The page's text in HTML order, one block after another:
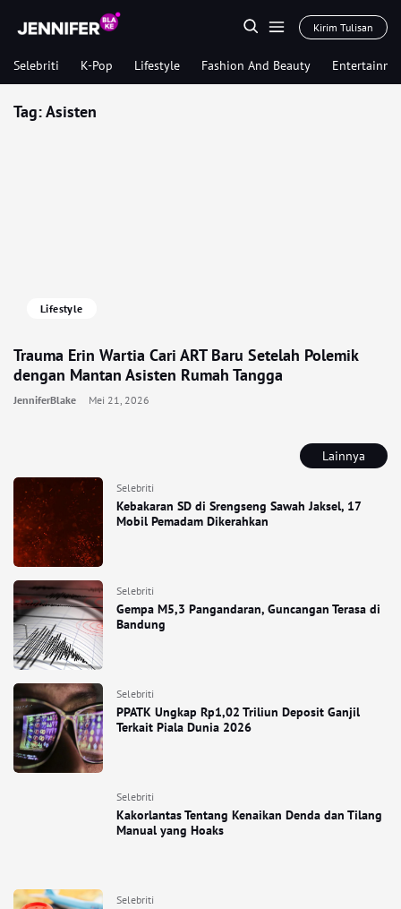
Kirim Tulisan
Selebriti K-Pop Lifestyle Fashion And Beauty
Lainnya
Selebriti
Kebakaran SD di Srengseng Sawah Jaksel, 17
Mobil Pemadam Dikerahkan
Selebriti
Gempa M5,3 Pangandaran, Guncangan Terasa di
Bandung
Selebriti
PPATK Ungkap Rp1,02 Triliun Deposit Ganjil
Terkait Piala Dunia 2026
Selebriti
Kakorlantas Tentang Kenaikan Denda dan Tilang
Manual yang Hoaks
Selebriti
Tag:Asisten
Lifestyle
Trauma Erin Wartia Cari ART Baru Setelah Polemik
dengan Mantan Asisten Rumah Tangga
JenniferBlake Mei 21, 2026